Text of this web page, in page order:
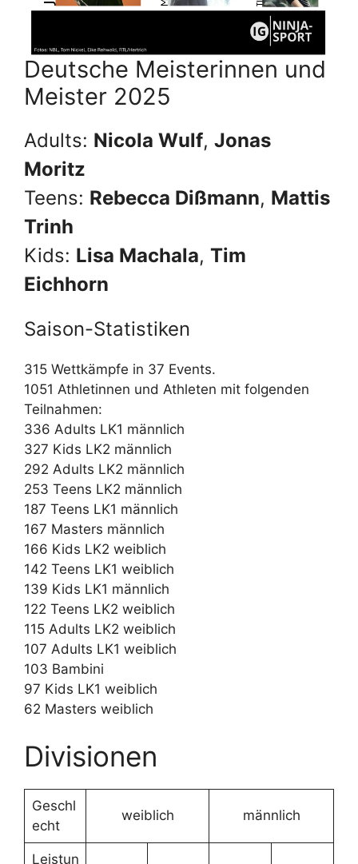
Deutsche Meisterinnen und
Meister 2025
Adults: Nicola Wulf, Jonas
Moritz
Teens: Rebecca Dißmann, Mattis
Trinh
Kids: Lisa Machala, Tim
Eichhorn
Saison-Statistiken
315 Wettkämpfe in 37 Events.
1051 Athletinnen und Athleten mit folgenden
Teilnahmen:
336 Adults LK1 männlich
327 Kids LK2 männlich
292 Adults LK2 männlich
253 Teens LK2 männlich
187 Teens LK1 männlich
167 Masters männlich
166 Kids LK2 weiblich
142 Teens LK1 weiblich
139 Kids LK1 männlich
122 Teens LK2 weiblich
115 Adults LK2 weiblich
107 Adults LK1 weiblich
103 Bambini
97 Kids LK1 weiblich
62 Masters weiblich
Divisionen
Geschl
echt
weiblich männlich
Leistun